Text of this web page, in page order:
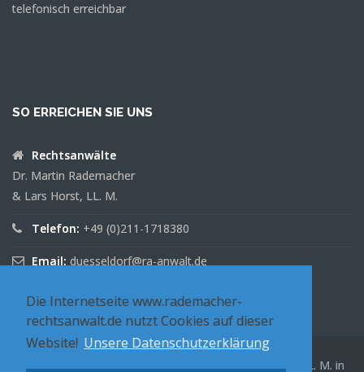
Die Internetseite www.rademacher-
rechtsanwalt.de nutzt Cookies auf dieser
Website! Unsere Datenschutzerklärung
telefonisch erreichbar
SO ERREICHEN SIE UNS
Rechtsanwälte
Dr. Martin Rademacher
& Lars Horst, LL. M.
Telefon: +49 (0)211-1718380
Email: duesseldorf@ra-anwalt.de
Rechtsanwälte Dr. Martin Rademacher & Lars Horst, LL. M. in